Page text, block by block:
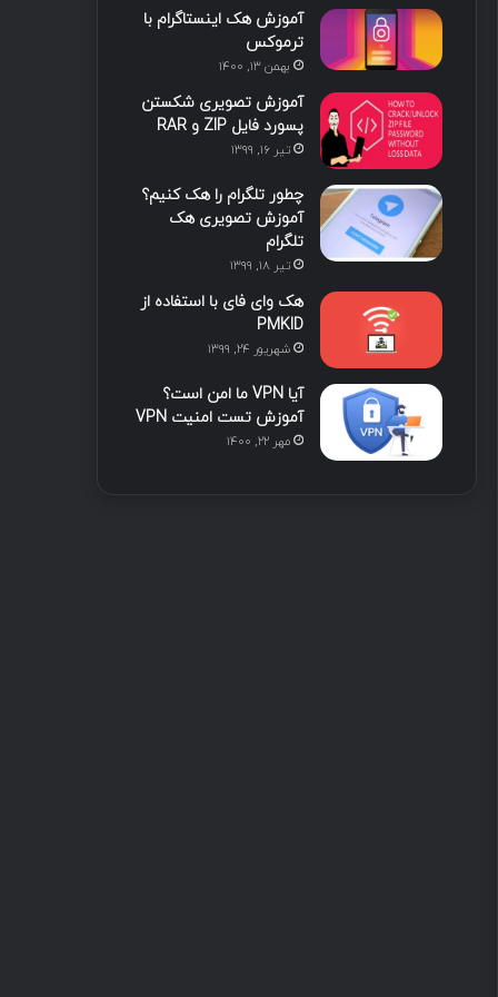
ی
ن
ب
ا
گ
ر
م
م
آموزش هک اینستاگرام با
ترموکس
بهمن ۱۳, ۱۴۰۰
آموزش تصویری شکستن
پسورد فایل ZIP و RAR
تیر ۱۶, ۱۳۹۹
چطور تلگرام را هک کنیم؟
آموزش تصویری هک
تلگرام
تیر ۱۸, ۱۳۹۹
هک وای فای با استفاده از
PMKID
شهریور ۲۴, ۱۳۹۹
آیا VPN ما امن است؟
آموزش تست امنیت VPN
مهر ۲۲, ۱۴۰۰